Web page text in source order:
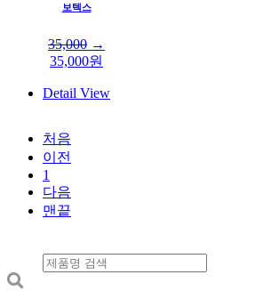
보텍스
35,000 →
35,000원
Detail View
처음
이전
1
다음
맨끝